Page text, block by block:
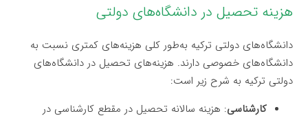
هزینه تحصیل در دانشگاه‌های دولتی
دانشگاه‌های دولتی ترکیه به‌طور کلی هزینه‌های کمتری نسبت به
دانشگاه‌های خصوصی دارند. هزینه‌های تحصیل در دانشگاه‌های
دولتی ترکیه به شرح زیر است:
کارشناسی: هزینه سالانه تحصیل در مقطع کارشناسی در